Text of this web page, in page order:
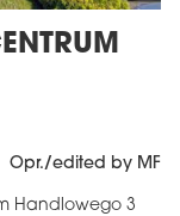
Opr./edited by MF
Handlowego 3